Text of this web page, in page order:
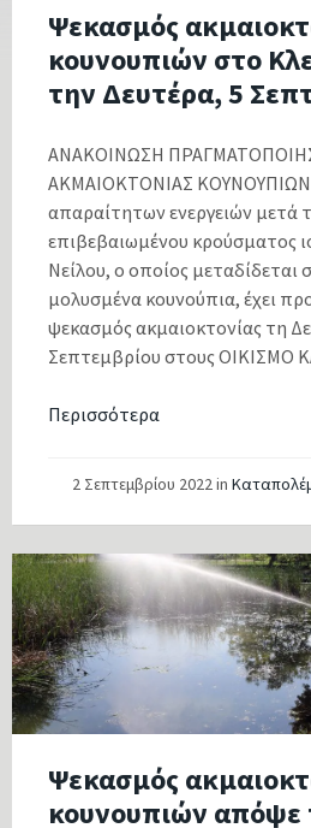
Ψεκασμός
κουνουπιών στο
την Δευτέρα, 5
ΑΝΑΚΟΙΝΩΣΗ
ΑΚΜΑΙΟΚΤΟΝΙΑΣ ΚΟΥΝΟΥΠΙΩΝ
απαραίτητων ενεργειών μετά
επιβεβαιωμένου κρούσματος
Νείλου, ο οποίος
μολυσμένα κουνούπια, έχει
ψεκασμός ακμαιοκτονίας τη
Σεπτεμβρίου στους ΟΙΚΙΣΜΟ
Περισσότερα
2 Σεπτεμβρίου 2022in
Ψεκασμός
κουνουπιών απόψε